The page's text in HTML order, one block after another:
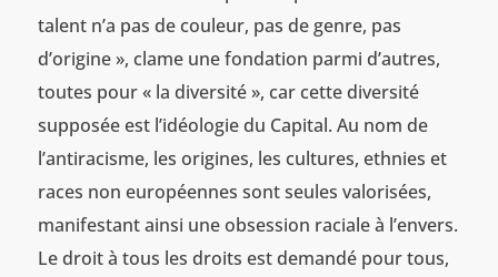
talent n’a pas de couleur, pas de genre, pas
d’origine », clame une fondation parmi d’autres,
toutes pour « la diversité », car cette diversité
supposée est l’idéologie du Capital. Au nom de
l’antiracisme, les origines, les cultures, ethnies et
races non européennes sont seules valorisées,
manifestant ainsi une obsession raciale à l’envers.
Le droit à tous les droits est demandé pour tous,